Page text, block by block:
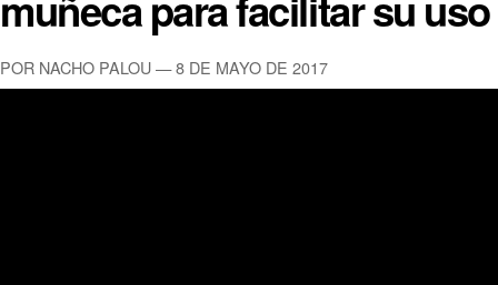
POR NACHO PALOU — 8 DE MAYO DE 2017